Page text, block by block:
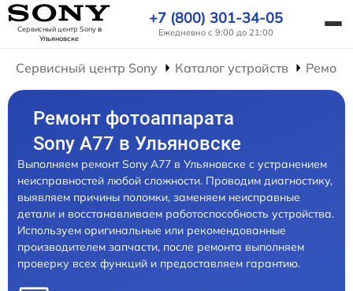
Сервисный центр Sonyв
Ульяновске
+7 (800) 301-34-05
Ежедневно с 9:00 до 21:00
Сервисный центр Sony Каталог устройств
Ремонт фотоаппарата
Sony A77 в Ульяновске
Выполняем ремонт Sony A77 в Ульяновске с устранением
неисправностей любой сложности. Проводим диагностику,
выявляем причины поломки, заменяем неисправные
детали и восстанавливаем работоспособность устройства.
Используем оригинальные или рекомендованные
производителем запчасти, после ремонта выполняем
проверку всех функций и предоставляем гарантию.